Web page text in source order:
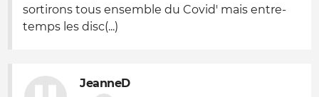
sortirons tous ensemble du Covid' mais entre-
temps les disc(...)
JeanneD